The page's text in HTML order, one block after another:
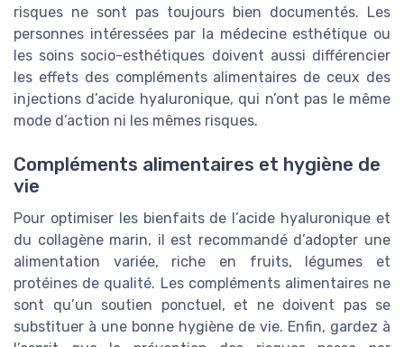
risques ne sont pas toujours bien documentés. Les
personnes intéressées par la médecine esthétique ou
les soins socio-esthétiques doivent aussi différencier
les effets des compléments alimentaires de ceux des
injections d’acide hyaluronique, qui n’ont pas le même
mode d’action ni les mêmes risques.
Compléments alimentaires et hygiène de
vie
Pour optimiser les bienfaits de l’acide hyaluronique et
du collagène marin, il est recommandé d’adopter une
alimentation variée, riche en fruits, légumes et
protéines de qualité. Les compléments alimentaires ne
sont qu’un soutien ponctuel, et ne doivent pas se
substituer à une bonne hygiène de vie. Enfin, gardez à